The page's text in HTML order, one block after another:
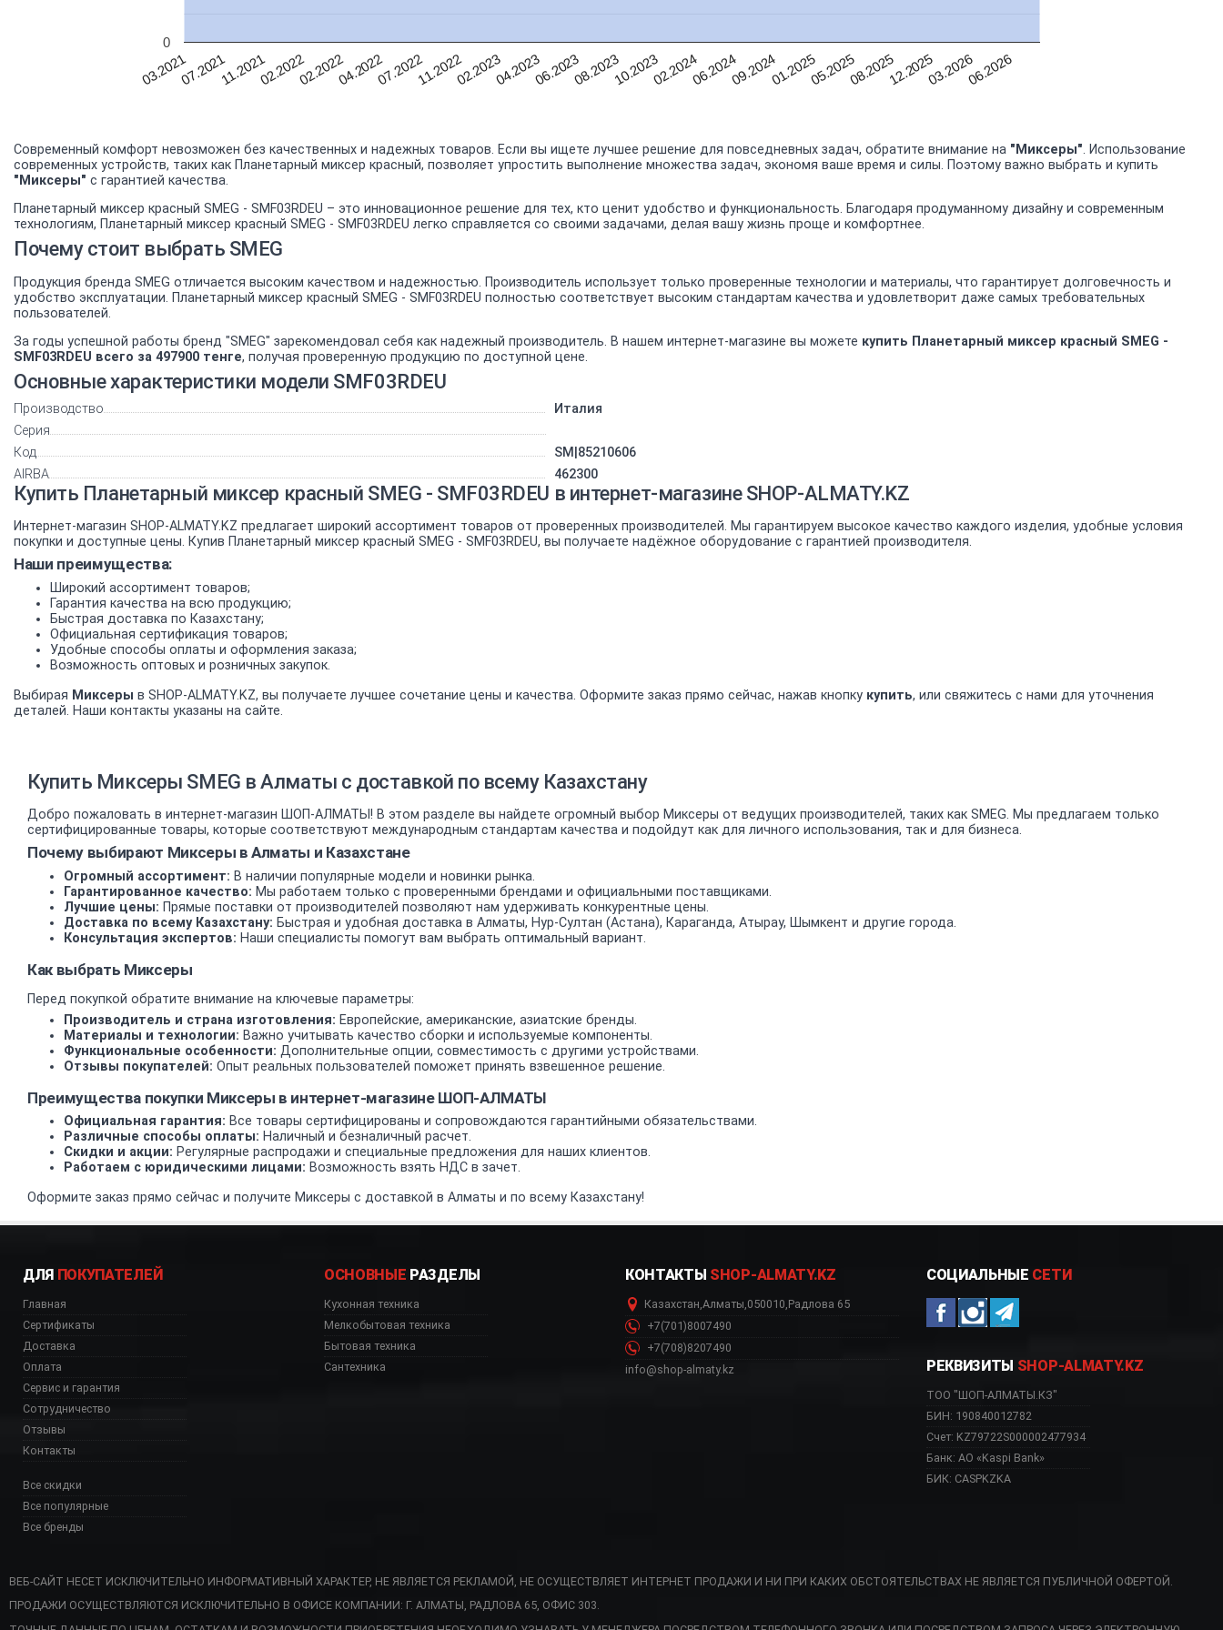
03.202107.202111.202102.202202.202204.202207.202211.202202.202304.202306.202308.202310.202302.202406.202409.202401.202505.202508.202512.202503.202606.2026
0
Современный комфорт невозможен без качественных и надежных товаров. Если вы ищете лучшее решение для повседневных задач, обратите внимание на "Миксеры". Использование
современных устройств, таких как Планетарный миксер красный, позволяет упростить выполнение множества задач, экономя ваше время и силы. Поэтому важно выбрать и купить
"Миксеры" с гарантией качества.
Планетарный миксер красный SMEG - SMF03RDEU – это инновационное решение для тех, кто ценит удобство и функциональность. Благодаря продуманному дизайну и современным
технологиям, Планетарный миксер красный SMEG - SMF03RDEU легко справляется со своими задачами, делая вашу жизнь проще и комфортнее.
Почему стоит выбрать SMEG
Продукция бренда SMEG отличается высоким качеством и надежностью. Производитель использует только проверенные технологии и материалы, что гарантирует долговечность и
удобство эксплуатации. Планетарный миксер красный SMEG - SMF03RDEU полностью соответствует высоким стандартам качества и удовлетворит даже самых требовательных
пользователей.
За годы успешной работы бренд "SMEG" зарекомендовал себя как надежный производитель. В нашем интернет-магазине вы можете купить Планетарный миксер красный SMEG -
SMF03RDEU всего за 497900 тенге, получая проверенную продукцию по доступной цене.
Основные характеристики модели SMF03RDEU
Производство
Италия
Серия
Код
SM|85210606
AIRBA
462300
Купить Планетарный миксер красный SMEG - SMF03RDEU в интернет-магазине SHOP-ALMATY.KZ
Интернет-магазин SHOP-ALMATY.KZ предлагает широкий ассортимент товаров от проверенных производителей. Мы гарантируем высокое качество каждого изделия, удобные условия
покупки и доступные цены. Купив Планетарный миксер красный SMEG - SMF03RDEU, вы получаете надёжное оборудование с гарантией производителя.
Наши преимущества:
Широкий ассортимент товаров;
Гарантия качества на всю продукцию;
Быстрая доставка по Казахстану;
Официальная сертификация товаров;
Удобные способы оплаты и оформления заказа;
Возможность оптовых и розничных закупок.
Выбирая Миксеры в SHOP-ALMATY.KZ, вы получаете лучшее сочетание цены и качества. Оформите заказ прямо сейчас, нажав кнопку купить, или свяжитесь с нами для уточнения
деталей. Наши контакты указаны на сайте.
Купить Миксеры SMEG в Алматы с доставкой по всему Казахстану
Добро пожаловать в интернет-магазин ШОП-АЛМАТЫ! В этом разделе вы найдете огромный выбор Миксеры от ведущих производителей, таких как SMEG. Мы предлагаем только
сертифицированные товары, которые соответствуют международным стандартам качества и подойдут как для личного использования, так и для бизнеса.
Почему выбирают Миксеры в Алматы и Казахстане
Огромный ассортимент: В наличии популярные модели и новинки рынка.
Гарантированное качество: Мы работаем только с проверенными брендами и официальными поставщиками.
Лучшие цены: Прямые поставки от производителей позволяют нам удерживать конкурентные цены.
Доставка по всему Казахстану: Быстрая и удобная доставка в Алматы, Нур-Султан (Астана), Караганда, Атырау, Шымкент и другие города.
Консультация экспертов: Наши специалисты помогут вам выбрать оптимальный вариант.
Как выбрать Миксеры
Перед покупкой обратите внимание на ключевые параметры:
Производитель и страна изготовления: Европейские, американские, азиатские бренды.
Материалы и технологии: Важно учитывать качество сборки и используемые компоненты.
Функциональные особенности: Дополнительные опции, совместимость с другими устройствами.
Отзывы покупателей: Опыт реальных пользователей поможет принять взвешенное решение.
Преимущества покупки Миксеры в интернет-магазине ШОП-АЛМАТЫ
Официальная гарантия: Все товары сертифицированы и сопровождаются гарантийными обязательствами.
Различные способы оплаты: Наличный и безналичный расчет.
Скидки и акции: Регулярные распродажи и специальные предложения для наших клиентов.
Работаем с юридическими лицами: Возможность взять НДС в зачет.
Оформите заказ прямо сейчас и получите Миксеры с доставкой в Алматы и по всему Казахстану!
ДЛЯ ПОКУПАТЕЛЕЙ
Главная
Сертификаты
Доставка
Оплата
Сервис и гарантия
Сотрудничество
Отзывы
Контакты
Все скидки
Все популярные
Все бренды
ОСНОВНЫЕ РАЗДЕЛЫ
Кухонная техника
Мелкобытовая техника
Бытовая техника
Сантехника
КОНТАКТЫ SHOP-ALMATY.KZ
Казахстан,Алматы,050010,Радлова 65
+7(701)8007490
+7(708)8207490
info@shop-almaty.kz
СОЦИАЛЬНЫЕ СЕТИ
РЕКВИЗИТЫ SHOP-ALMATY.KZ
ТОО "ШОП-АЛМАТЫ.КЗ"
БИН: 190840012782
Счет: KZ79722S000002477934
Банк: АО «Kaspi Bank»
БИК: CASPKZKA
ВЕБ-САЙТ НЕСЕТ ИСКЛЮЧИТЕЛЬНО ИНФОРМАТИВНЫЙ ХАРАКТЕР, НЕ ЯВЛЯЕТСЯ РЕКЛАМОЙ, НЕ ОСУЩЕСТВЛЯЕТ ИНТЕРНЕТ ПРОДАЖИ И НИ ПРИ КАКИХ ОБСТОЯТЕЛЬСТВАХ НЕ ЯВЛЯЕТСЯ ПУБЛИЧНОЙ ОФЕРТОЙ.
ПРОДАЖИ ОСУЩЕСТВЛЯЮТСЯ ИСКЛЮЧИТЕЛЬНО В ОФИСЕ КОМПАНИИ: Г. АЛМАТЫ, РАДЛОВА 65, ОФИС 303.